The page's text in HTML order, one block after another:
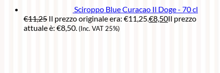
Sciroppo Blue Curacao Il Doge - 70 cl
€11,25 Il prezzo originale era: €11,25.€8,50Il prezzo
attuale è: €8,50.(Inc. VAT 25%)